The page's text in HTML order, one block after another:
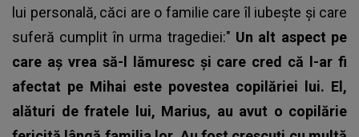
lui personală, căci are o familie care îl iubește și care
suferă cumplit în urma tragediei:" Un alt aspect pe
care aș vrea să-l lămuresc și care cred că l-ar fi
afectat pe Mihai este povestea copilăriei lui. El,
alături de fratele lui, Marius, au avut o copilărie